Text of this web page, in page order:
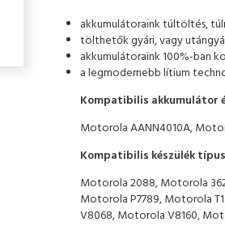
akkumulátoraink túltöltés,
tölthetők gyári, vagy
akkumulátoraink 100%-ban
a legmodernebb lítium
Kompatibilis akkumulátor
Motorola AANN4010A,
Kompatibilis készülék
Motorola 2088, Motorola
Motorola P7789, Motorola
V8068, Motorola V8160,